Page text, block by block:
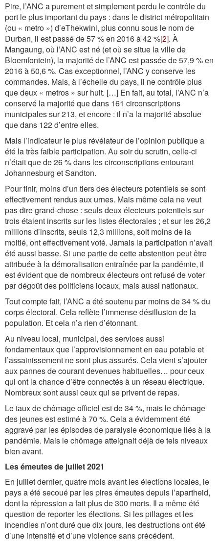
Pire, l’ANC a purement et simplement perdu le contrôle du
port le plus important du pays : dans le district métropolitain
(ou « metro ») d’eThekwini, plus connu sous le nom de
Durban, il est passé de 57 % en 2016 à 42 %[2]. À
Mangaung, où l’ANC est né (et où se situe la ville de
Bloemfontein), la majorité de l’ANC est passée de 57,9 % en
2016 à 50,6 %. Cas exceptionnel, l’ANC y conserve les
commandes. Mais, à l’échelle du pays, il ne contrôle plus
que deux « metros » sur huit. […] En fait, au total, l’ANC n’a
conservé la majorité que dans 161 circonscriptions
municipales sur 213, et encore : il n’a la majorité absolue
que dans 122 d’entre elles.
Mais l’indicateur le plus révélateur de l’opinion publique a
été la très faible participation. Au soir du scrutin, celle-ci
n’était que de 26 % dans les circonscriptions entourant
Johannesburg et Sandton.
Pour finir, moins d’un tiers des électeurs potentiels se sont
effectivement rendus aux urnes. Mais même cela ne veut
pas dire grand-chose : seuls deux électeurs potentiels sur
trois étaient inscrits sur les listes électorales ; et sur les 26,2
millions d’inscrits, seuls 12,3 millions, soit moins de la
moitié, ont effectivement voté. Jamais la participation n’avait
été aussi basse. Si une partie de cette abstention peut être
attribuée à la démoralisation entraînée par la pandémie, il
est évident que de nombreux électeurs ont refusé de voter
par dégoût des politiciens locaux, mais aussi nationaux.
Tout compte fait, l’ANC a été soutenu par moins de 34 % du
corps électoral. Cela reflète l’immense désillusion de la
population. Et cela n’a rien d’étonnant.
Au niveau local, municipal, des services aussi
fondamentaux que l’approvisionnement en eau potable et
l’assainissement ne sont plus assurés. Cela vient s’ajouter
aux pannes de courant devenues habituelles… pour ceux
qui ont la chance d’être connectés à un réseau électrique.
Nombreux sont aussi ceux qui se privent de repas.
Le taux de chômage officiel est de 34 %, mais le chômage
des jeunes est estimé à 70 %. Cela a évidemment été
aggravé par les épisodes de paralysie économique liés à la
pandémie. Mais le chômage atteignait déjà de tels niveaux
bien avant.
Les émeutes de juillet 2021
En juillet dernier, quatre mois avant les élections locales, le
pays a été secoué par les pires émeutes depuis l’apartheid,
dont la répression a fait plus de 300 morts. Il a même été
question de reporter les élections. Si les pillages et les
incendies n’ont duré que dix jours, les destructions ont été
d’une intensité et d’une violence sans précédent.